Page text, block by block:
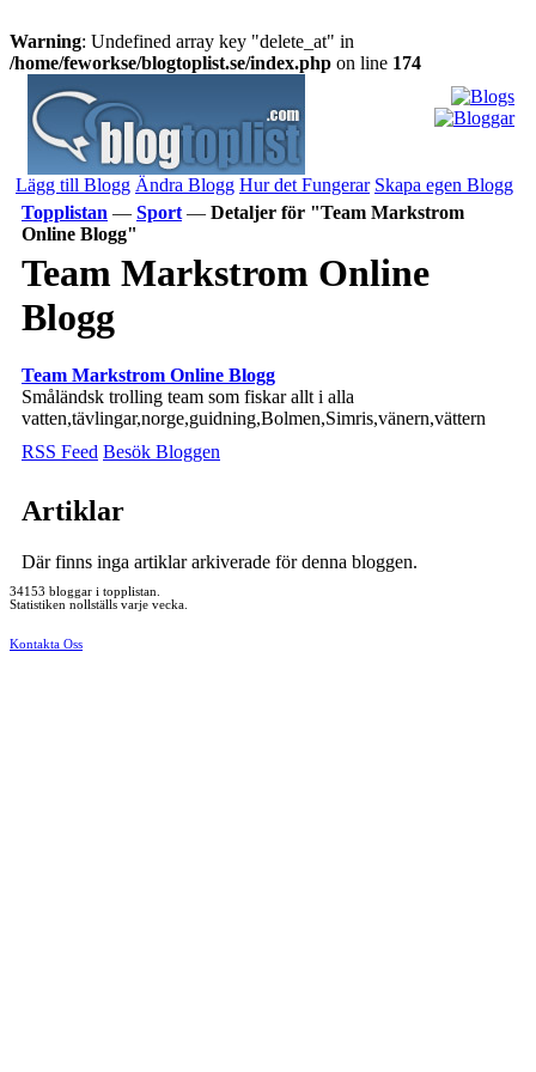
Warning: Undefined array key "delete_at" in
/home/feworkse/blogtoplist.se/index.php on line 174
Lägg till Blogg Ändra Blogg Hur det Fungerar Skapa egen Blogg
Topplistan — Sport — Detaljer för "Team Markstrom
Online Blogg"
Team Markstrom Online
Blogg
Team Markstrom Online Blogg
Småländsk trolling team som fiskar allt i alla
vatten,tävlingar,norge,guidning,Bolmen,Simris,vänern,vättern
RSS Feed Besök Bloggen
Artiklar
Där finns inga artiklar arkiverade för denna bloggen.
34153 bloggar i topplistan.
Statistiken nollställs varje vecka.
Kontakta Oss